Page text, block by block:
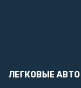
ЛЕГКОВЫЕ АВТО